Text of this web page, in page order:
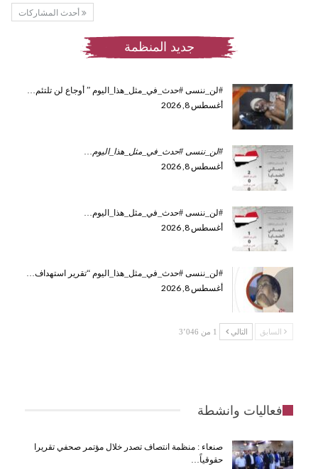
أحدث المشاركات
جديد المنظمة
#لن_ننسى #حدث_في_مثل_هذا_اليوم ” أوجاع لن تلتئم…
أغسطس 8, 2026
#لن_ننسى #حدث_في_مثل_هذا_اليوم…
أغسطس 8, 2026
#لن_ننسى #حدث_في_مثل_هذا_اليوم…
أغسطس 8, 2026
#لن_ننسى #حدث_في_مثل_هذا_اليوم “تقرير استهداف…
أغسطس 8, 2026
السابق التالي 1 من 3٬046
فعاليات وانشطة
صنعاء : منظمة انتصاف تصدر خلال مؤتمر صحفي تقريرا
حقوقياً…